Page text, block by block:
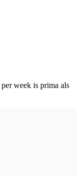
week is prima als